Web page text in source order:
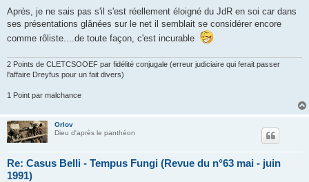
Après, je ne sais pas s'il s'est réellement éloigné du JdR en soi car dans
ses présentations glânées sur le net il semblait se considérer encore
comme rôliste....de toute façon, c'est incurable
2 Points de CLETCSOOEF par fidélité conjugale (erreur judiciaire qui ferait passer
l'affaire Dreyfus pour un fait divers)
1 Point par malchance
Orlov
Dieu d'après le panthéon
Re: Casus Belli - Tempus Fungi (Revue du n°63 mai - juin
1991)